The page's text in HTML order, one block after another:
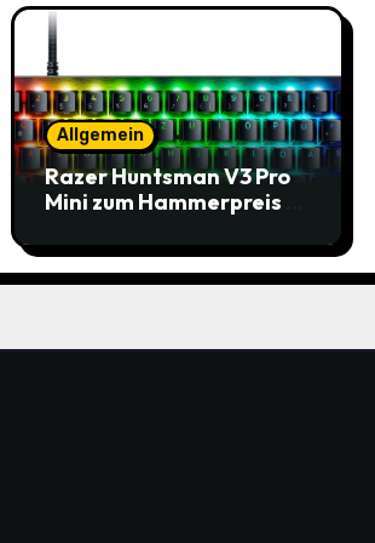
Allgemein
Razer Huntsman V3 Pro
Mini zum Hammerpreis –